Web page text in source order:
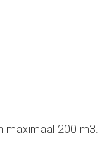
maximaal 200 m3.